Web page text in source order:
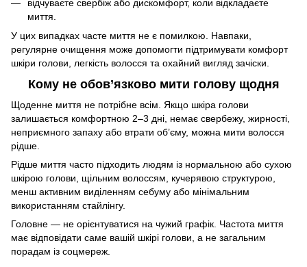
відчуваєте свербіж або дискомфорт, коли відкладаєте
миття.
У цих випадках часте миття не є помилкою. Навпаки,
регулярне очищення може допомогти підтримувати комфорт
шкіри голови, легкість волосся та охайний вигляд зачіски.
Кому не обов’язково мити голову щодня
Щоденне миття не потрібне всім. Якщо шкіра голови
залишається комфортною 2–3 дні, немає свербежу, жирності,
неприємного запаху або втрати об’єму, можна мити волосся
рідше.
Рідше миття часто підходить людям із нормальною або сухою
шкірою голови, щільним волоссям, кучерявою структурою,
менш активним виділенням себуму або мінімальним
використанням стайлінгу.
Головне — не орієнтуватися на чужий графік. Частота миття
має відповідати саме вашій шкірі голови, а не загальним
порадам із соцмереж.